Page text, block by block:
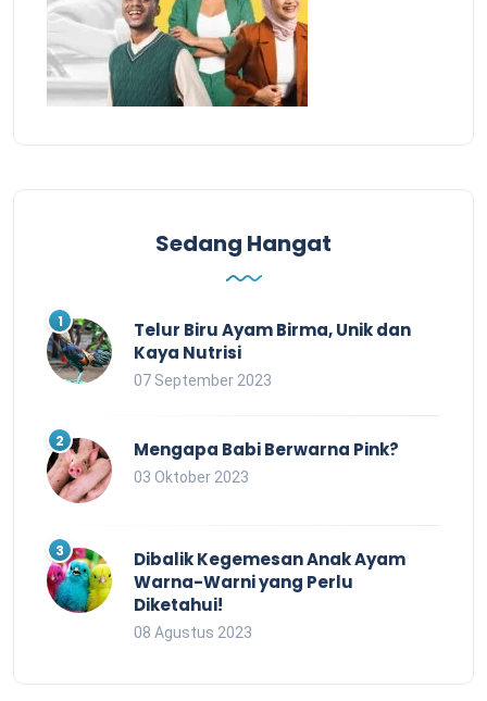
Sedang Hangat
Telur Biru Ayam Birma, Unik dan
Kaya Nutrisi
07 September 2023
Mengapa Babi Berwarna Pink?
03 Oktober 2023
Dibalik Kegemesan Anak Ayam
Warna-Warni yang Perlu
Diketahui!
08 Agustus 2023